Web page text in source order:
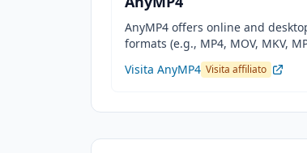
AnyMP4 offers online and
formats (e.g., MP4, MOV, MKV,
Visita AnyMP4 Visita affiliato